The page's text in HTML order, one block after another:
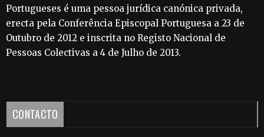
Portugueses é uma pessoa jurídica canónica privada,
erecta pela Conferência Episcopal Portuguesa a 23 de
Outubro de 2012 e inscrita no Registo Nacional de
Pessoas Colectivas a 4 de Julho de 2013.
CONTACTO